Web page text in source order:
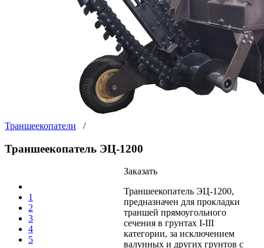
Траншеекопатели /
Траншеекопатель ЭЦ-1200
1
2
3
4
5
Заказать
Траншеекопатель ЭЦ-1200,
предназначен для прокладки
траншей прямоугольного
сечения в грунтах I-III
категории, за исключением
валунных и других грунтов с